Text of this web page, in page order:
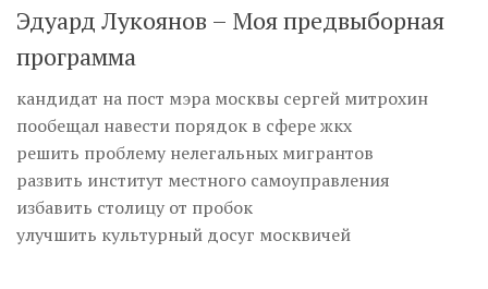
Inter/antinational
Эдуард Лукоянов – Моя предвыборная
программа
кандидат на пост мэра москвы сергей митрохин
пообещал навести порядок в сфере жкх
решить проблему нелегальных мигрантов
развить институт местного самоуправления
избавить столицу от пробок
улучшить культурный досуг москвичей